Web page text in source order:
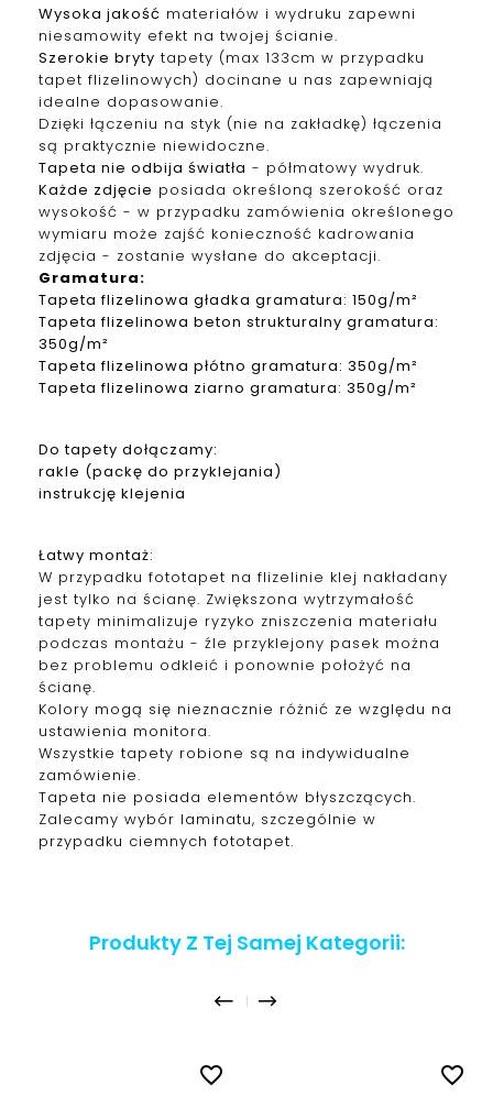
Wysoka jakość materiałów i wydruku zapewni
niesamowity efekt na twojej ścianie.
Szerokie bryty tapety (max 133cm w przypadku
tapet flizelinowych) docinane u nas zapewniają
idealne dopasowanie.
Dzięki łączeniu na styk (nie na zakładkę) łączenia
są praktycznie niewidoczne.
Tapeta nie odbija światła - półmatowy wydruk.
Każde zdjęcie posiada określoną szerokość oraz
wysokość - w przypadku zamówienia określonego
wymiaru może zajść konieczność kadrowania
zdjęcia - zostanie wysłane do akceptacji.
Gramatura:
Tapetaflizelinowa gładka gramatura: 150g/m²
Tapetaflizelinowa beton strukturalny gramatura:
350g/m²
Tapetaflizelinowa płótno gramatura: 350g/m²
Tapetaflizelinowa ziarno gramatura: 350g/m²
Do tapety dołączamy:
rakle (packę do przyklejania)
instrukcję klejenia
Łatwy montaż:
W przypadku fototapet na flizelinie klej nakładany
jest tylko na ścianę. Zwiększona wytrzymałość
tapety minimalizuje ryzyko zniszczenia materiału
podczas montażu - źle przyklejony pasek można
bez problemu odkleić i ponownie położyć na
ścianę.
Kolory mogą się nieznacznie różnić ze względu na
ustawienia monitora.
Wszystkie tapety robione są na indywidualne
zamówienie.
Tapeta nie posiada elementów błyszczących.
Zalecamy wybór laminatu, szczególnie w
przypadku ciemnych fototapet.
Produkty Z Tej Samej Kategorii:
favorite_border favorite_border